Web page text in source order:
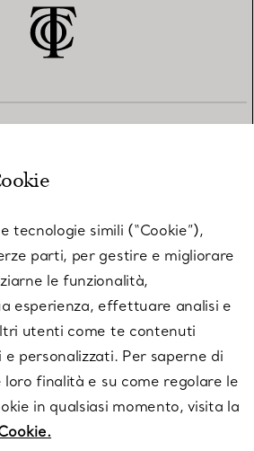
tecnologie simili (“Cookie”),
parti, per gestire e migliorare
le funzionalità,
esperienza, effettuare analisi e
utenti come te contenuti
personalizzati. Per saperne di
loro finalità e su come regolare le
in qualsiasi momento, visita la